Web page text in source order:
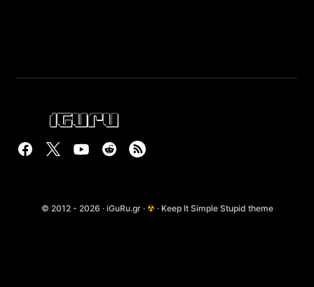
© 2012 - 2026 · iGuRu.gr · ☢ · Keep It Simple Stupid theme